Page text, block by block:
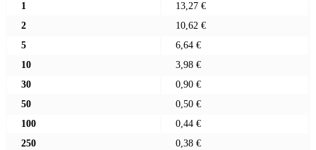
1
13,27 €
2
10,62 €
5
6,64 €
10
3,98 €
30
0,90 €
50
0,50 €
100
0,44 €
250
0,38 €